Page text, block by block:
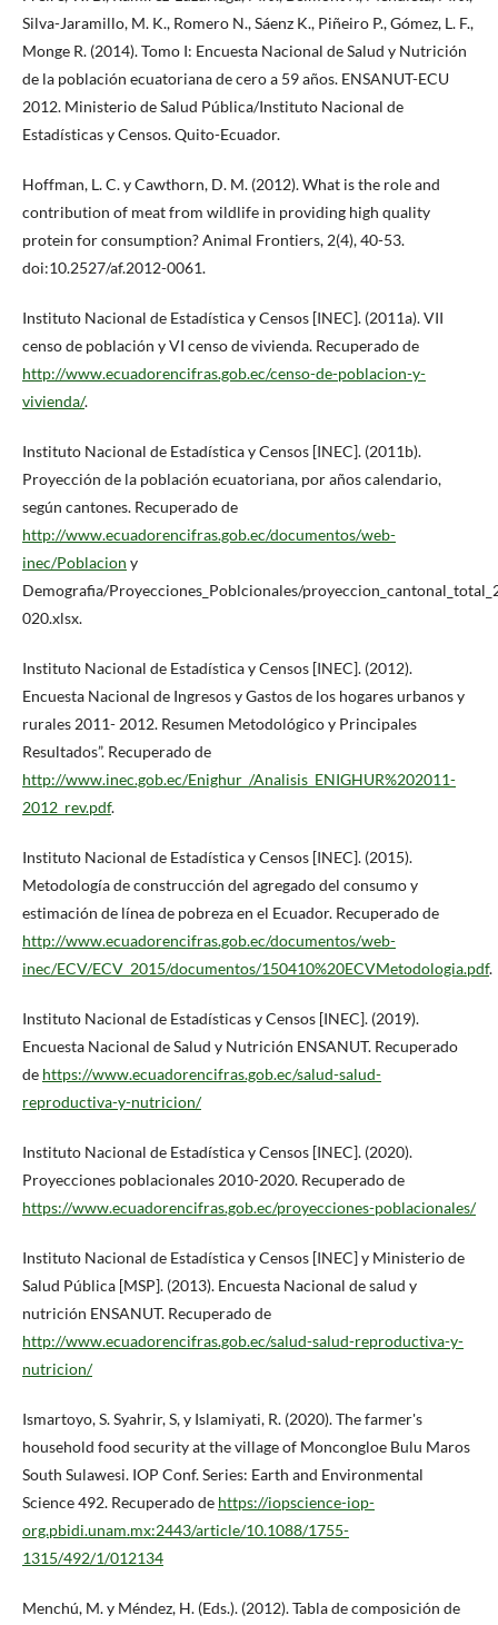
Silva-Jaramillo, M. K., Romero N., Sáenz K., Piñeiro P., Gómez, L. F.,
Monge R. (2014). Tomo I: Encuesta Nacional de Salud y Nutrición
de la población ecuatoriana de cero a 59 años. ENSANUT-ECU
2012. Ministerio de Salud Pública/Instituto Nacional de
Estadísticas y Censos. Quito-Ecuador.
Hoffman, L. C. y Cawthorn, D. M. (2012). What is the role and
contribution of meat from wildlife in providing high quality
protein for consumption? Animal Frontiers, 2(4), 40-53.
doi:10.2527/af.2012-0061.
Instituto Nacional de Estadística y Censos [INEC]. (2011a). VII
censo de población y VI censo de vivienda. Recuperado de
http://www.ecuadorencifras.gob.ec/censo-de-poblacion-y-
vivienda/.
Instituto Nacional de Estadística y Censos [INEC]. (2011b).
Proyección de la población ecuatoriana, por años calendario,
según cantones. Recuperado de
http://www.ecuadorencifras.gob.ec/documentos/web-
inec/Poblacion y
Demografia/Proyecciones_Poblcionales/
020.xlsx.
Instituto Nacional de Estadística y Censos [INEC]. (2012).
Encuesta Nacional de Ingresos y Gastos de los hogares urbanos y
rurales 2011- 2012. Resumen Metodológico y Principales
Resultados”. Recuperado de
http://www.inec.gob.ec/Enighur_/Analisis_ENIGHUR%202011-
2012_rev.pdf.
Instituto Nacional de Estadística y Censos [INEC]. (2015).
Metodología de construcción del agregado del consumo y
estimación de línea de pobreza en el Ecuador. Recuperado de
http://www.ecuadorencifras.gob.ec/documentos/web-
inec/ECV/ECV_2015/documentos/150410%20ECVMetodologia.pdf.
Instituto Nacional de Estadísticas y Censos [INEC]. (2019).
Encuesta Nacional de Salud y Nutrición ENSANUT. Recuperado
de https://www.ecuadorencifras.gob.ec/salud-salud-
reproductiva-y-nutricion/
Instituto Nacional de Estadística y Censos [INEC]. (2020).
Proyecciones poblacionales 2010-2020. Recuperado de
https://www.ecuadorencifras.gob.ec/proyecciones-poblacionales/
Instituto Nacional de Estadística y Censos [INEC] y Ministerio de
Salud Pública [MSP]. (2013). Encuesta Nacional de salud y
nutrición ENSANUT. Recuperado de
http://www.ecuadorencifras.gob.ec/salud-salud-reproductiva-y-
nutricion/
Ismartoyo, S. Syahrir, S, y Islamiyati, R. (2020). The farmer's
household food security at the village of Moncongloe Bulu Maros
South Sulawesi. IOP Conf. Series: Earth and Environmental
Science 492. Recuperado de https://iopscience-iop-
org.pbidi.unam.mx:2443/article/10.1088/1755-
1315/492/1/012134
Menchú, M. y Méndez, H. (Eds.). (2012). Tabla de composición de